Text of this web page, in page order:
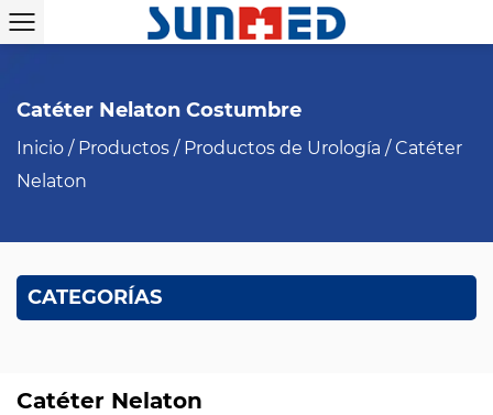
Catéter Nelaton Costumbre
Inicio / Productos / Productos de Urología /Catéter
Nelaton
CATEGORÍAS
Catéter Nelaton